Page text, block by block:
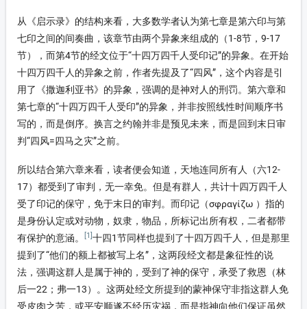
从《启示录》的结构来看，大多数学者认为第七章是第六印与第
七印之间的间奏曲，该章节由两个异象来组成的（1-8节，9-17
节），而第4节的经文位于“十四万四千人受印记”的异象。在开始
十四万四千人的异象之前，作者先提及了“四风”，这个内容是引
用了《撒迦利亚书》的异象，强调的是神对人的刑罚。第六章和
第七章的“十四万四千人受印”的异象，并非按照线性时间顺序书
写的，而是倒序。换言之约翰并非是预见未来，而是回到末日审
判“四风=四马之灾”之前。
所以结合第六章来看，读者便会知道，天地连同所有人（六12-
17）都受到了审判，无一幸免。但是有群人，共计十四万四千人
受了印记的保守，免于末日的审判。而印记（σφραγίζω ）指的
是身份认定或对动物，奴隶，物品，所标记出所有权，二者都带
有保护的意涵。
[1]十四1节同样也提到了十四万四千人，但是那里
提到了“他们的额上都被写上名”，这两段经文都是象征性的说
法，强调这群人是属于神的，受到了神的保守，承受了救恩（林
后一22；弗一13）。这两处经文所提到的蒙神保守非指这群人免
受皮肉之苦，或平安顺遂不经历灾祸，而是指神向他们保证虽然